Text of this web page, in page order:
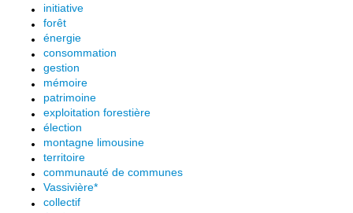
initiative
forêt
énergie
consommation
gestion
mémoire
patrimoine
exploitation forestière
élection
montagne limousine
territoire
communauté de communes
Vassivière*
collectif